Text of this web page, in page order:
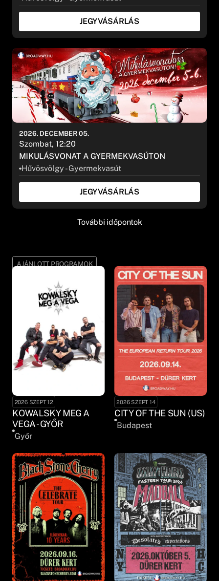
JEGYVÁSÁRLÁS
MIKULÁSVONAT A GYERMEKVASÚTON
Hűvösvölgy - Gyermekvasút
2026. DECEMBER 05.
Szombat, 12:20
JEGYVÁSÁRLÁS
További időpontok
AJÁNLOTT PROGRAMOK
2026 SZEPT 12
KOWALSKY MEG A
VEGA - GYŐR
Győr
2026 SZEPT 14
CITY OF THE SUN (US)
Budapest